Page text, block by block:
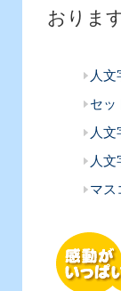
おりま
人
セッ
人
人
マス